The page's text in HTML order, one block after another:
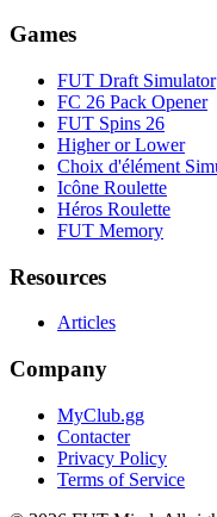
Games
FUT Draft Simulator
FC 26 Pack Opener
FUT Spins 26
Higher or Lower
Choix d'élément
Icône Roulette
Héros Roulette
FUT Memory
Resources
Articles
Company
MyClub.gg
Contacter
Privacy Policy
Terms of Service